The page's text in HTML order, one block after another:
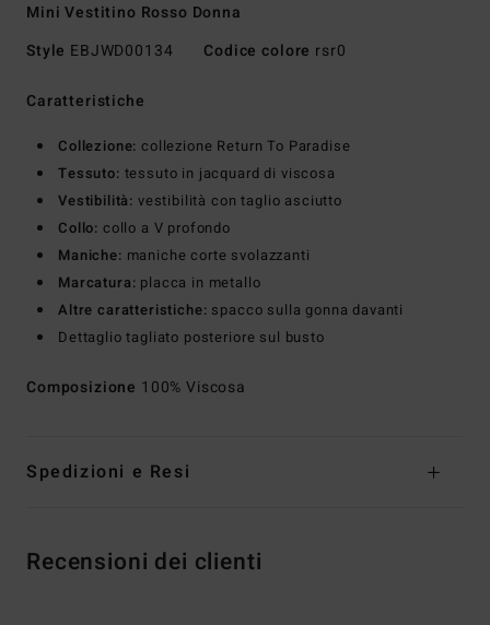
Mini Vestitino Rosso Donna
Style EBJWD00134 Codice colore rsr0
Caratteristiche
Collezione: collezione Return To Paradise
Tessuto: tessuto in jacquard di viscosa
Vestibilità: vestibilità con taglio asciutto
Collo: collo a V profondo
Maniche: maniche corte svolazzanti
Marcatura: placca in metallo
Altre caratteristiche: spacco sulla gonna davanti
Dettaglio tagliato posteriore sul busto
Composizione 100% Viscosa
Spedizioni e Resi
Recensioni dei clienti